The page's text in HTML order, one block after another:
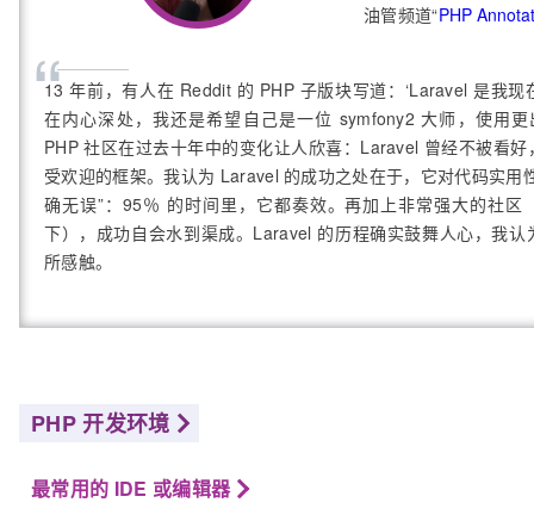
油管频道“PHP
“
13 年前，有人在 Reddit 的 PHP 子版块写道：‘Laravel 是我现
在内心深处，我还是希望自己是一位 symfony2 大师，使用更
PHP 社区在过去十年中的变化让人欣喜：Laravel 曾经不被看
受欢迎的框架。我认为 Laravel 的成功之处在于，它对代码实用
确无误”：95％ 的时间里，它都奏效。再加上非常强大的社区
下），成功自会水到渠成。Laravel 的历程确实鼓舞人心，我认
所感触。
PHP 开发环境
最常用的 IDE 或编辑器